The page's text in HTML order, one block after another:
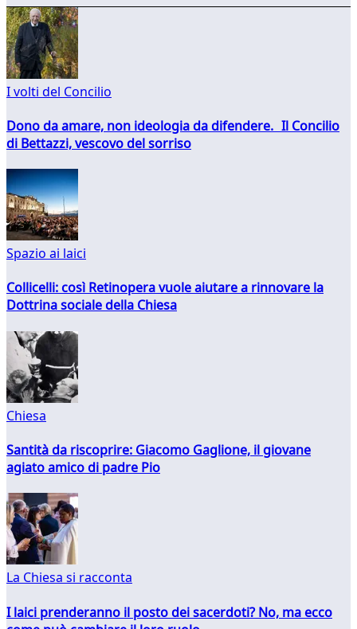
I volti del Concilio
Dono da amare, non ideologia da difendere. Il Concilio
di Bettazzi, vescovo del sorriso
Spazio ai laici
Collicelli: così Retinopera vuole aiutare a rinnovare la
Dottrina sociale della Chiesa
Chiesa
Santità da riscoprire: Giacomo Gaglione, il giovane
agiato amico di padre Pio
La Chiesa si racconta
I laici prenderanno il posto dei sacerdoti? No, ma ecco